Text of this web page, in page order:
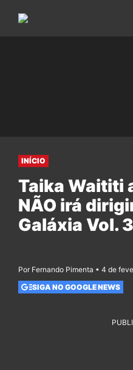
INÍCIO
Taika Waititi
NÃO irá
Galáxia Vol.
Por Fernando Pimenta • 4 de
SIGA NO GOOGLE NEWS